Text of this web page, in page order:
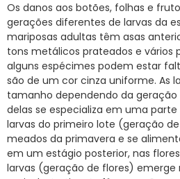
Os danos aos botões, folhas e
gerações diferentes de larvas da
mariposas adultas têm asas
tons metálicos prateados e vários
alguns espécimes podem estar
são de um cor cinza uniforme. As
tamanho dependendo da
delas se especializa em uma
larvas do primeiro lote (geração
meados da primavera e se
em um estágio posterior, nas
larvas (geração de flores) emerge